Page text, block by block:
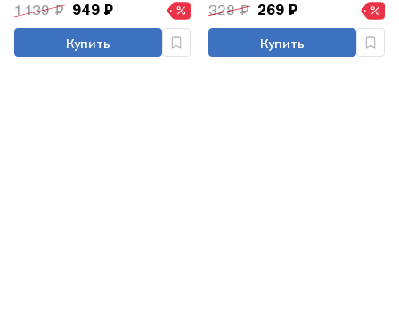
1 139 ₽ 949 ₽
Купить
328 ₽ 269 ₽
Купить